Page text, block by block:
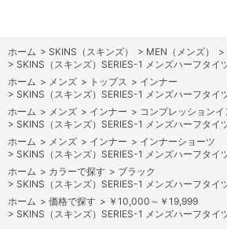
ホーム > SKINS（スキンズ） > MEN（メンズ） >
> SKINS（スキンズ）SERIES-1 メンズハーフタイ
ホーム > メンズ > トップス > インナー
> SKINS（スキンズ）SERIES-1 メンズハーフタイ
ホーム > メンズ > インナー > コンプレッションイ
> SKINS（スキンズ）SERIES-1 メンズハーフタイ
ホーム > メンズ > インナー > インナーショーツ
> SKINS（スキンズ）SERIES-1 メンズハーフタイ
ホーム > カラーで探す > ブラック
> SKINS（スキンズ）SERIES-1 メンズハーフタイ
ホーム > 価格で探す > ￥10,000～￥19,999
> SKINS（スキンズ）SERIES-1 メンズハーフタイ